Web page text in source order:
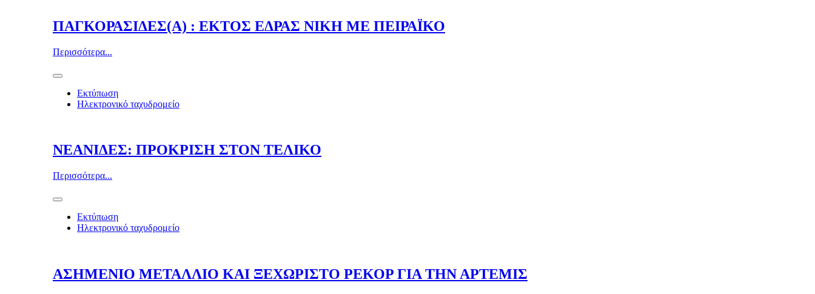
ΠΑΓΚΟΡΑΣΙΔΕΣ(Α) : ΕΚΤΟΣ ΕΔΡΑΣ ΝΙΚΗ ΜΕ ΠΕΙΡΑΪΚΟ
Περισσότερα...
Εκτύπωση
Ηλεκτρονικό ταχυδρομείο
ΝΕΑΝΙΔΕΣ: ΠΡΟΚΡΙΣΗ ΣΤΟΝ ΤΕΛΙΚΟ
Περισσότερα...
Εκτύπωση
Ηλεκτρονικό ταχυδρομείο
ΑΣΗΜΕΝΙΟ ΜΕΤΑΛΛΙΟ ΚΑΙ ΞΕΧΩΡΙΣΤΟ ΡΕΚΟΡ ΓΙΑ ΤΗΝ ΑΡΤΕΜΙΣ